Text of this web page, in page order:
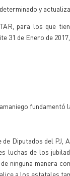
y
para los que
31 de Enero de
fundamentó
de Diputados del
luchas de los
ninguna manera
a los estatales